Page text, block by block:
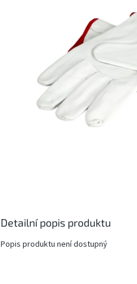
Detailní popis produktu
Popis produktu není dostupný